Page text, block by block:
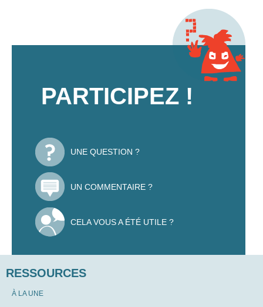
PARTICIPEZ !
UNE QUESTION ?
UN COMMENTAIRE ?
CELA VOUS A ÉTÉ UTILE ?
RESSOURCES
À LA UNE